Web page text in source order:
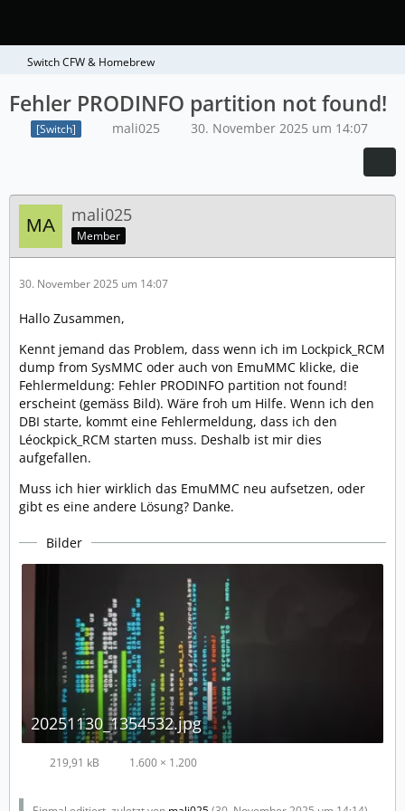
Switch CFW & Homebrew
Fehler PRODINFO partition not found!
[Switch] mali025 30. November 2025 um 14:07
mali025
Member
30. November 2025 um 14:07
Hallo Zusammen,
Kennt jemand das Problem, dass wenn ich im Lockpick_RCM
dump from SysMMC oder auch von EmuMMC klicke, die
Fehlermeldung: Fehler PRODINFO partition not found!
erscheint (gemäss Bild). Wäre froh um Hilfe. Wenn ich den
DBI starte, kommt eine Fehlermeldung, dass ich den
Léockpick_RCM starten muss. Deshalb ist mir dies
aufgefallen.
Muss ich hier wirklich das EmuMMC neu aufsetzen, oder
gibt es eine andere Lösung? Danke.
Bilder
20251130_1354532.jpg
219,91 kB 1.600 × 1.200